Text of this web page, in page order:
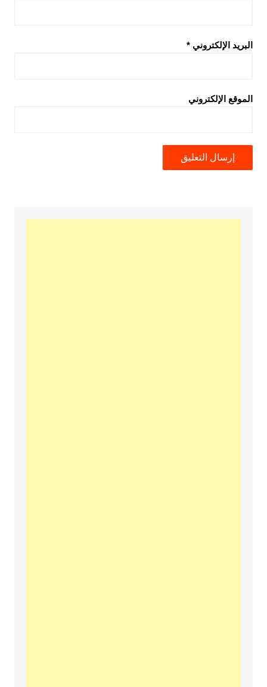
البريد الإلكتروني *
الموقع الإلكتروني